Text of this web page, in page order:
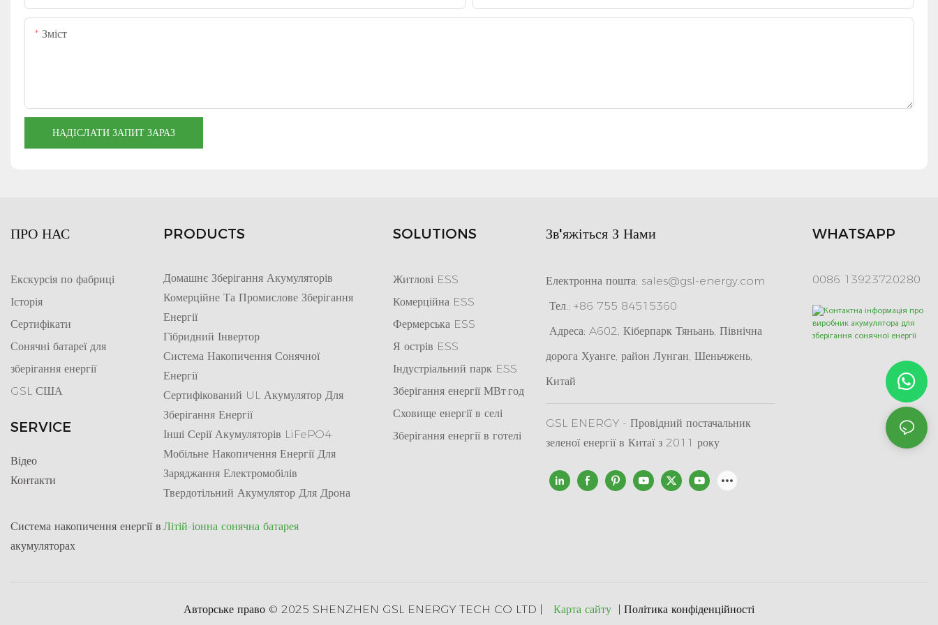
Зміст
НАДІСЛАТИ ЗАПИТ ЗАРАЗ
ПРО НАС
Екскурсія по фабриці
Історія
Сертифікати
Сонячні батареї для
зберігання енергії
GSL США
SERVICE
Відео
Контакти
PRODUCTS
Домашнє Зберігання Акумуляторів
Комерційне Та Промислове Зберігання
Енергії
Гібридний Інвертор
Система Накопичення Сонячної
Енергії
Сертифікований UL Акумулятор Для
Зберігання Енергії
Інші Серії Акумуляторів LiFePO4
Мобільне Накопичення Енергії Для
Заряджання Електромобілів
Твердотільний Акумулятор Для Дрона
SOLUTIONS
Житлові ESS
Комерційна ESS
Фермерська ESS
Я острів ESS
Індустріальний парк ESS
Зберігання енергії МВт·год
Сховище енергії в селі
Зберігання енергії в готелі
Зв'яжіться З Нами
Електронна пошта: sales@gsl-energy.com
Тел.: +86 755 84515360
Адреса: A602, Кіберпарк Тяньань, Північна
дорога Хуанге, район Лунган, Шеньчжень,
Китай
GSL ENERGY - Провідний постачальник
зеленої енергії в Китаї з 2011 року
WHATSAPP
0086 13923720280
Система накопичення енергії в
акумуляторах
Літій-іонна сонячна батарея
Авторське право © 2025 SHENZHEN GSL ENERGY TECH CO LTD | Карта сайту | Політика конфіденційності